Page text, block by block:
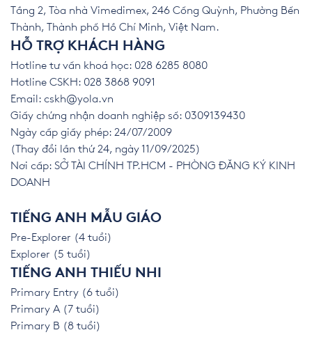
Tầng 2, Tòa nhà Vimedimex, 246 Cống Quỳnh, Phường Bến
Thành, Thành phố Hồ Chí Minh, Việt Nam.
HỖ TRỢ KHÁCH HÀNG
Hotline tư vấn khoá học: 028 6285 8080
Hotline CSKH: 028 3868 9091
Email: cskh@yola.vn
Giấy chứng nhận doanh nghiệp số: 0309139430
Ngày cấp giấy phép: 24/07/2009
(Thay đổi lần thứ 24, ngày 11/09/2025)
Nơi cấp: SỞ TÀI CHÍNH TP.HCM - PHÒNG ĐĂNG KÝ KINH
DOANH
TIẾNG ANH MẪU GIÁO
Pre-Explorer (4 tuổi)
Explorer (5 tuổi)
TIẾNG ANH THIẾU NHI
Primary Entry (6 tuổi)
Primary A (7 tuổi)
Primary B (8 tuổi)